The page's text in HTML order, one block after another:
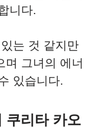
니다.
는 것 같지만
며 그녀의 에너
있습니다.
쿠리타 카오